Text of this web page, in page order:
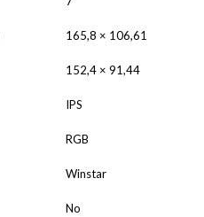
165,8 × 106,61
152,4 × 91,44
IPS
RGB
Winstar
No